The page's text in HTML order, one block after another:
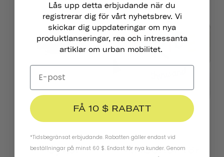
Cykel
-tillbehör för
Lås upp detta erbjudande när du
registrerar dig för vårt nyhetsbrev. Vi
skickar dig uppdateringar om nya
produktlanseringar, rea och intressanta
artiklar om urban mobilitet.
FÅ 10 $ RABATT
*Tidsbegränsat erbjudande. Rabatten gäller endast vid
beställningar på minst 60 $. Endast för nya kunder. Genom